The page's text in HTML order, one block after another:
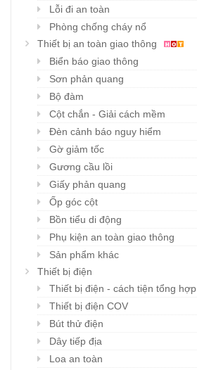
Lỗi đi an toàn
Phòng chống cháy nổ
Thiết bị an toàn giao thông
Biển báo giao thông
Sơn phản quang
Bộ đàm
Cột chắn - Giải cách mềm
Đèn cảnh báo nguy hiểm
Gờ giảm tốc
Gương cầu lồi
Giấy phản quang
Ốp góc cột
Bồn tiểu di động
Phụ kiện an toàn giao thông
Sản phẩm khác
Thiết bị điện
Thiết bị điện - cách tiện tổng hợp
Thiết bị điện COV
Bút thử điện
Dây tiếp địa
Loa an toàn